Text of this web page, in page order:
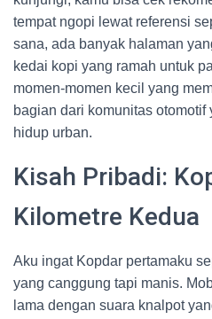
tempat ngopi lewat referensi
sana, ada banyak halaman
kedai kopi yang ramah untuk
momen-momen kecil yang
bagian dari komunitas
hidup urban.
Kisah Pribadi:
Kilometre Kedua
Aku ingat Kopdar pertamaku
yang canggung tapi manis.
lama dengan suara knalpot